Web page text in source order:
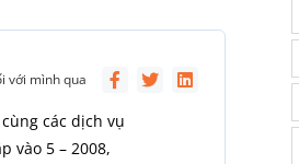
với mình qua
các dịch vụ
vào 5 – 2008,